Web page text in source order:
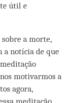
útil e
a morte,
a notícia de que
motivarmos a
agora,
meditação,